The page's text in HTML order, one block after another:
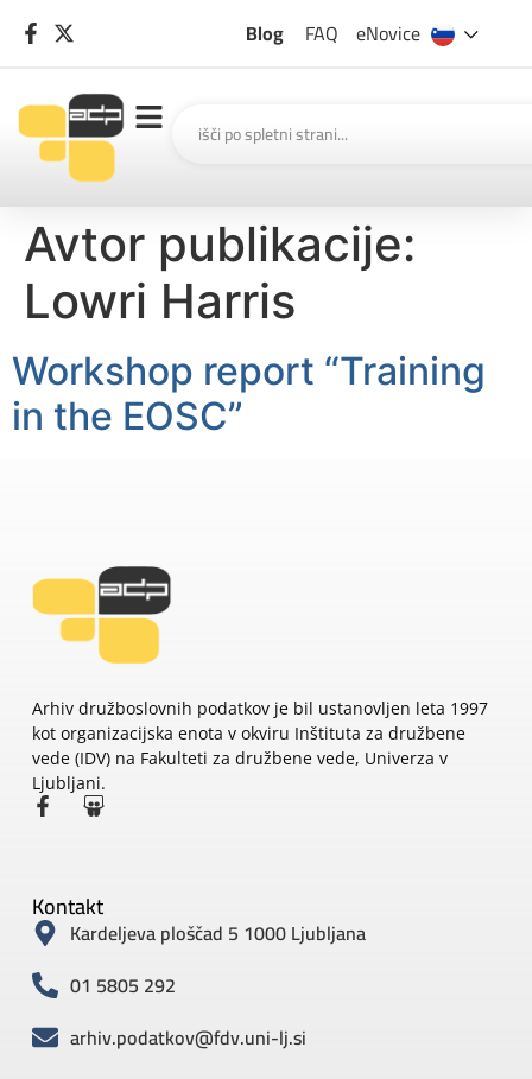
Blog FAQ eNovice
Avtor publikacije:
Lowri Harris
Workshop report “Training
in the EOSC”
Arhiv družboslovnih podatkov je bil ustanovljen leta 1997
kot organizacijska enota v okviru Inštituta za družbene
vede (IDV) na Fakulteti za družbene vede, Univerza v
Ljubljani.
Kontakt
Kardeljeva ploščad 5 1000 Ljubljana
01 5805 292
arhiv.podatkov@fdv.uni-lj.si